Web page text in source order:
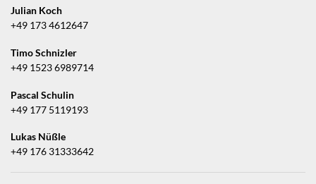
Julian Koch
+49 173 4612647
Timo Schnizler
+49 1523 6989714
Pascal Schulin
+49 177 5119193
Lukas Nüßle
+49 176 31333642